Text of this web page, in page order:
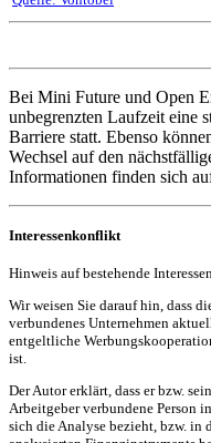
Bei Mini Future und Open
unbegrenzten Laufzeit eine
Barriere statt. Ebenso
Wechsel auf den
Informationen finden sich
Interessenkonflikt
Hinweis auf bestehende
Wir weisen Sie darauf hin, dass
verbundenes Unternehmen
entgeltliche
ist.
Der Autor erklärt, dass er bzw.
Arbeitgeber verbundene Person
sich die Analyse bezieht, bzw. in